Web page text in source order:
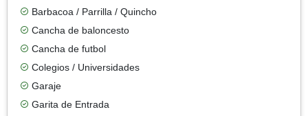
Barbacoa / Parrilla / Quincho
Cancha de baloncesto
Cancha de futbol
Colegios / Universidades
Garaje
Garita de Entrada